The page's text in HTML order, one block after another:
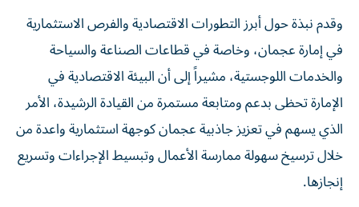
وقدم نبذة حول أبرز التطورات الاقتصادية والفرص الاستثمارية
في إمارة عجمان، وخاصة في قطاعات الصناعة والسياحة
والخدمات اللوجستية، مشيراً إلى أن البيئة الاقتصادية في
الإمارة تحظى بدعم ومتابعة مستمرة من القيادة الرشيدة، الأمر
الذي يسهم في تعزيز جاذبية عجمان كوجهة استثمارية واعدة من
خلال ترسيخ سهولة ممارسة الأعمال وتبسيط الإجراءات وتسريع
إنجازها.